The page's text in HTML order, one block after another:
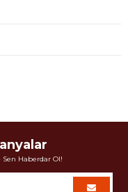
Sen Haberdar Ol!